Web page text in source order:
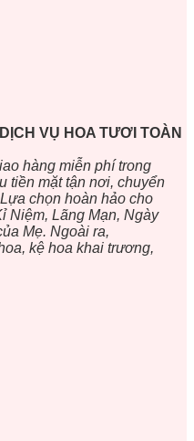
VỤ HOA TƯƠI TOÀN
hàng miễn phí trong
tiền mặt tận nơi, chuyển
chọn hoàn hảo cho
Niệm, Lãng Mạn, Ngày
Mẹ. Ngoài ra,
kệ hoa khai trương,